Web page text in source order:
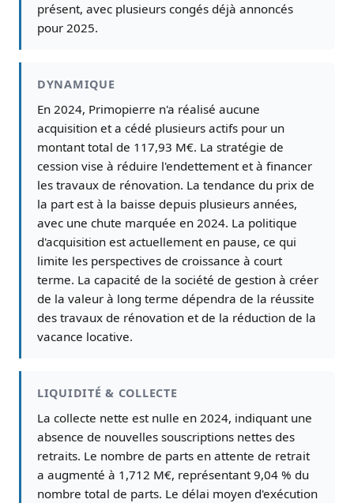
présent, avec plusieurs congés déjà annoncés
pour 2025.
DYNAMIQUE
En 2024, Primopierre n'a réalisé aucune
acquisition et a cédé plusieurs actifs pour un
montant total de 117,93 M€. La stratégie de
cession vise à réduire l'endettement et à financer
les travaux de rénovation. La tendance du prix de
la part est à la baisse depuis plusieurs années,
avec une chute marquée en 2024. La politique
d'acquisition est actuellement en pause, ce qui
limite les perspectives de croissance à court
terme. La capacité de la société de gestion à créer
de la valeur à long terme dépendra de la réussite
des travaux de rénovation et de la réduction de la
vacance locative.
LIQUIDITÉ & COLLECTE
La collecte nette est nulle en 2024, indiquant une
absence de nouvelles souscriptions nettes des
retraits. Le nombre de parts en attente de retrait
a augmenté à 1,712 M€, représentant 9,04 % du
nombre total de parts. Le délai moyen d'exécution